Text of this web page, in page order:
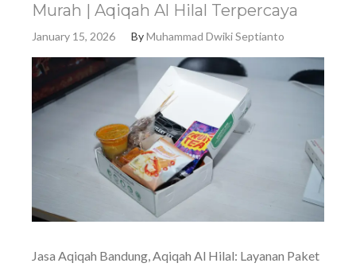
Murah | Aqiqah Al Hilal Terpercaya
January 15, 2026 ByMuhammad Dwiki Septianto
Jasa Aqiqah Bandung, Aqiqah Al Hilal: Layanan Paket